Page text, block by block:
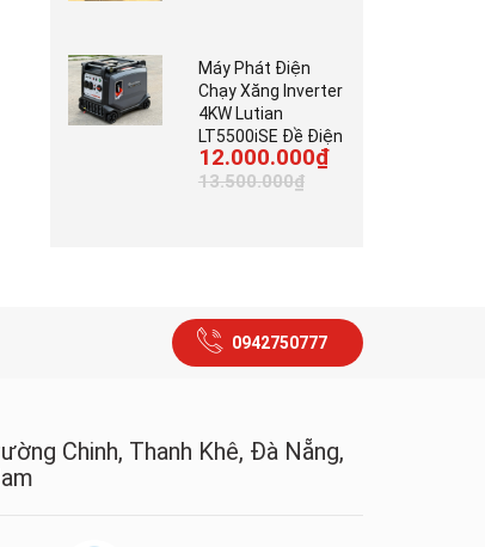
Máy Phát Điện
Chạy Xăng Inverter
4KW Lutian
LT5500iSE Đề Điện
12.000.000₫
13.500.000₫
0942750777
Chinh, Thanh Khê, Đà Nẵng,